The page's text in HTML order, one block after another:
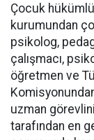
Çocuk
kurumundan
psikolog,
çalışmacı,
öğretmen ve
uzman
tarafından en